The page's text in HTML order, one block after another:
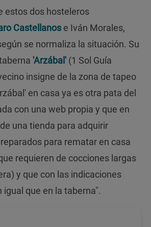
estos dos hosteleros
Castellanos e Iván Morales,
se normaliza la situación. Su
'Arzábal' (1 Sol Guía
insigne de la zona de tapeo
en casa ya es otra pata del
con una web propia y que en
una tienda para adquirir
para rematar en casa
requieren de cocciones largas
y que con las indicaciones
igual que en la taberna".